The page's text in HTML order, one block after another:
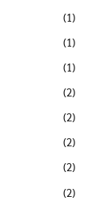
(1)
(1)
(1)
(2)
(2)
(2)
(2)
(2)